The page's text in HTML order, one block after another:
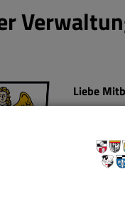
Liebe
liebe
Herzlich
Wir